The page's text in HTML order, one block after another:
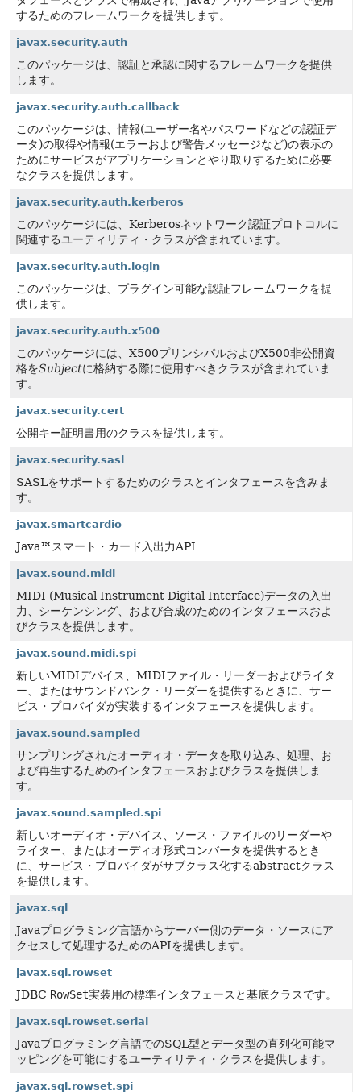
するためのフレームワークを提供します。
javax.security.auth
このパッケージは、認証と承認に関するフレームワークを提供
します。
javax.security.auth.callback
このパッケージは、情報(ユーザー名やパスワードなどの認証デ
ータ)の取得や情報(エラーおよび警告メッセージなど)の表示の
ためにサービスがアプリケーションとやり取りするために必要
なクラスを提供します。
javax.security.auth.kerberos
このパッケージには、Kerberosネットワーク認証プロトコルに
関連するユーティリティ・クラスが含まれています。
javax.security.auth.login
このパッケージは、プラグイン可能な認証フレームワークを提
供します。
javax.security.auth.x500
このパッケージには、X500プリンシパルおよびX500非公開資
格をSubjectに格納する際に使用すべきクラスが含まれていま
す。
javax.security.cert
公開キー証明書用のクラスを提供します。
javax.security.sasl
SASLをサポートするためのクラスとインタフェースを含みま
す。
javax.smartcardio
Java™スマート・カード入出力API
javax.sound.midi
MIDI (Musical Instrument Digital Interface)データの入出
力、シーケンシング、および合成のためのインタフェースおよ
びクラスを提供します。
javax.sound.midi.spi
新しいMIDIデバイス、MIDIファイル・リーダーおよびライタ
ー、またはサウンドバンク・リーダーを提供するときに、サー
ビス・プロバイダが実装するインタフェースを提供します。
javax.sound.sampled
サンプリングされたオーディオ・データを取り込み、処理、お
よび再生するためのインタフェースおよびクラスを提供しま
す。
javax.sound.sampled.spi
新しいオーディオ・デバイス、ソース・ファイルのリーダーや
ライター、またはオーディオ形式コンバータを提供するとき
に、サービス・プロバイダがサブクラス化するabstractクラス
を提供します。
javax.sql
Javaプログラミング言語からサーバー側のデータ・ソースにア
クセスして処理するためのAPIを提供します。
javax.sql.rowset
JDBC RowSet実装用の標準インタフェースと基底クラスです。
javax.sql.rowset.serial
Javaプログラミング言語でのSQL型とデータ型の直列化可能マ
ッピングを可能にするユーティリティ・クラスを提供します。
javax.sql.rowset.spi